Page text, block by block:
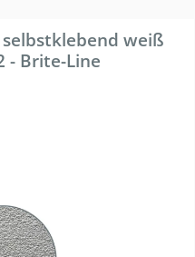
weiß
- Brite-Line